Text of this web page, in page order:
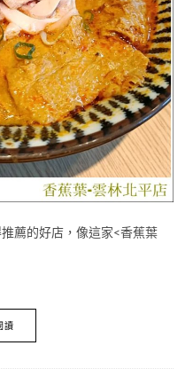
薦的好店，像這家<香蕉葉
讀